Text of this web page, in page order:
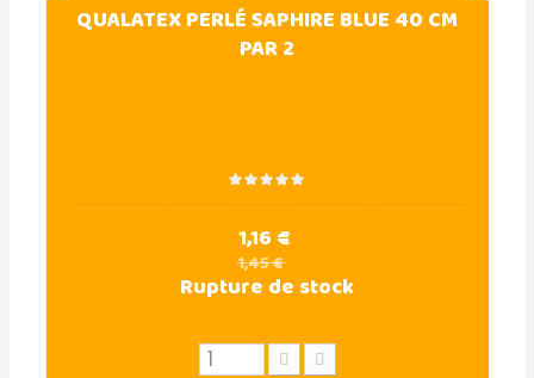
QUALATEX PERLÉ SAPHIRE BLUE 40 CM
PAR 2
1,16 €
1,45 €
Rupture de stock